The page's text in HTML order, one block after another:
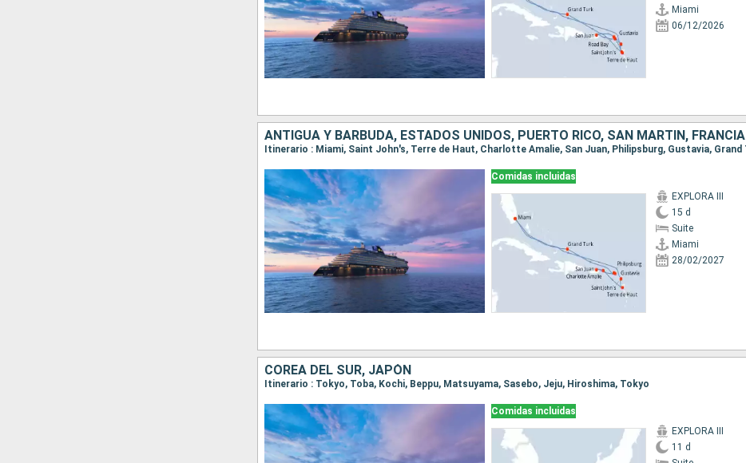
Miami
06/12/2026
ANTIGUA Y BARBUDA, ESTADOS UNIDOS, PUERTO RICO, SAN MARTÍN, FRANCIA
Comidas incluidas
EXPLORA III
15 d
Suite
Miami
28/02/2027
COREA DEL SUR, JAPÓN
Itinerario : Tokyo, Toba, Kochi, Beppu, Matsuyama, Sasebo, Jeju, Hiroshima, Tokyo
Comidas incluidas
EXPLORA III
11 d